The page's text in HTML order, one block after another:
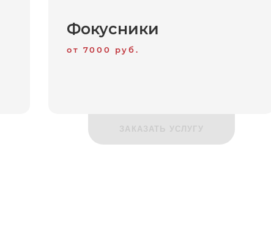
Фокусники
от 7000 руб.
ЗАКАЗАТЬ УСЛУГУ